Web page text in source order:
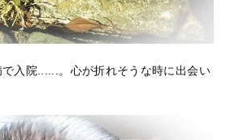
入院......。心が折れそうな時に出会い